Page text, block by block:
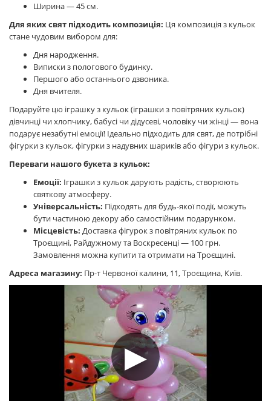
Ширина — 45 см.
Для яких свят підходить композиція: Ця композиція з кульок
стане чудовим вибором для:
Дня народження.
Виписки з пологового будинку.
Першого або останнього дзвоника.
Дня вчителя.
Подаруйте цю іграшку з кульок (іграшки з повітряних кульок)
дівчинці чи хлопчику, бабусі чи дідусеві, чоловіку чи жінці — вона
подарує незабутні емоції! Ідеально підходить для свят, де потрібні
фігурки з кульок, фігурки з надувних шариків або фігури з кульок.
Переваги нашого букета з кульок:
Емоції: Іграшки з кульок дарують радість, створюють
святкову атмосферу.
Універсальність: Підходять для будь-якої події, можуть
бути частиною декору або самостійним подарунком.
Місцевість: Доставка фігурок з повітряних кульок по
Троєщині, Райдужному та Воскресенці — 100 грн.
Замовлення можна купити та отримати на Троєщині.
Адреса магазину: Пр-т Червоної калини, 11, Троєщина, Київ.